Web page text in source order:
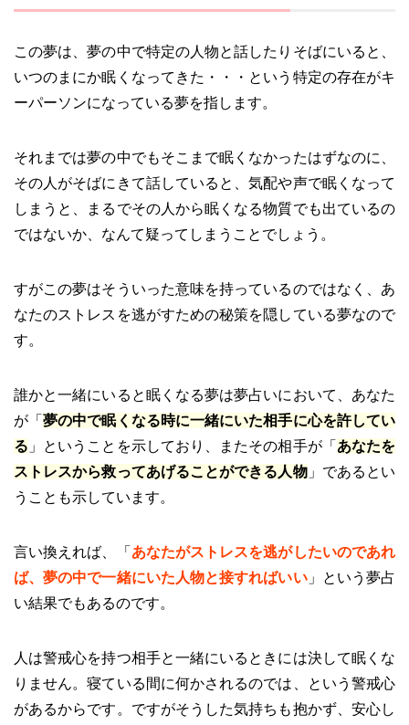
この夢は、夢の中で特定の人物と話したりそばにいると、
いつのまにか眠くなってきた・・・という特定の存在がキ
ーパーソンになっている夢を指します。
それまでは夢の中でもそこまで眠くなかったはずなのに、
その人がそばにきて話していると、気配や声で眠くなって
しまうと、まるでその人から眠くなる物質でも出ているの
ではないか、なんて疑ってしまうことでしょう。
すがこの夢はそういった意味を持っているのではなく、あ
なたのストレスを逃がすための秘策を隠している夢なので
す。
誰かと一緒にいると眠くなる夢は夢占いにおいて、あなた
が「夢の中で眠くなる時に一緒にいた相手に心を許してい
る 」ということを示しており、またその相手が「 あなたを
ストレスから救ってあげることができる人物」であるとい
うことも示しています。
言い換えれば、「 あなたがストレスを逃がしたいのであれ
ば、夢の中で一緒にいた人物と接すればいい」という夢占
い結果でもあるのです。
人は警戒心を持つ相手と一緒にいるときには決して眠くな
りません。寝ている間に何かされるのでは、という警戒心
があるからです。ですがそうした気持ちも抱かず、安心し